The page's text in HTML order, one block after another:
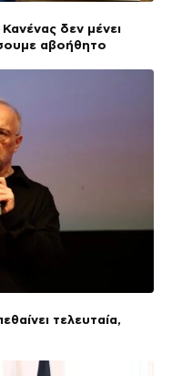
δεν μένει
αβοήθητο
τελευταία,